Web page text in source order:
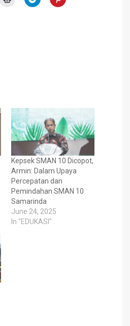
Kepsek SMAN 10 Dicopot,
Armin: Dalam Upaya
Percepatan dan
Pemindahan SMAN 10
Samarinda
June 24, 2025
In "EDUKASI"